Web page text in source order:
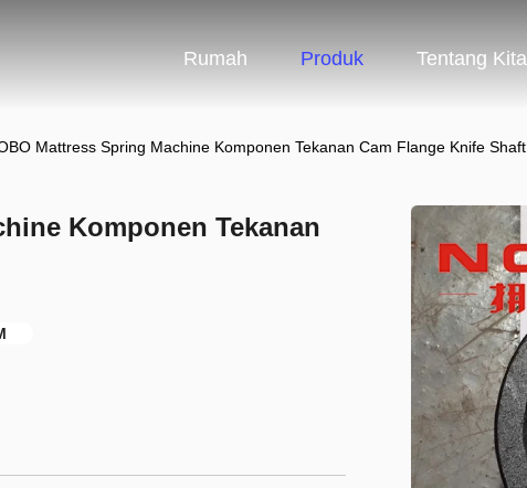
Rumah Produk Tentang Kita
Mattress Spring Machine Komponen Tekanan Cam Flange Knife Shaft
Komponen Tekanan